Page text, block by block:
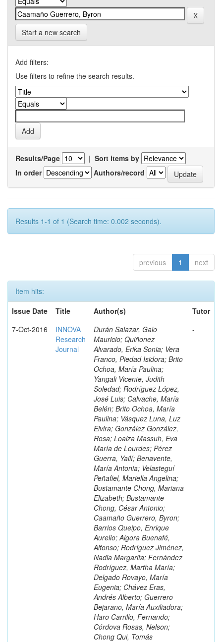
Start a new search
Add filters:
Use filters to refine the search results.
Results/Page | Sort items by
In order
Authors/record
Results 1-1 of 1 (Search time: 0.002 seconds).
previous 1 next
Item hits:
Issue Date
Title Author(s)
Tutor
7-Oct-2016
INNOVA
Research
Journal
Durán Salazar, Galo
Mauricio; Quiñonez
Alvarado, Erika Sonia; Vera
Franco, Piedad Isidora; Brito
Ochoa, María Paulina;
Yangali Vicente, Judith
Soledad; Rodríguez López,
José Luis; Calvache, María
Belén; Brito Ochoa, María
Paulina; Vásquez Luna, Luz
Elvira; González González,
Rosa; Loaiza Massuh, Eva
María de Lourdes; Pérez
Guerra, Yailí; Benavente,
María Antonia; Velasteguí
Peñafiel, Mariella Angelina;
Bustamante Chong, Mariana
Elizabeth; Bustamante
Chong, César Antonio;
Caamaño Guerrero, Byron;
Barrios Queipo, Enrique
Aurelio; Algora Buenafé,
Alfonso; Rodríguez Jiménez,
Nadia Margarita; Fernández
Rodríguez, Martha María;
Delgado Rovayo, María
Eugenia; Chávez Eras,
Andrés Alberto; Guerrero
Bejarano, María Auxiliadora;
Haro Carrillo, Fernando;
Córdova Rosas, Nelson;
Chong Qui, Tomás
-